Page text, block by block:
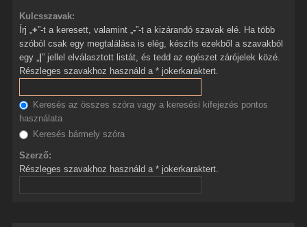
Kulcsszavak:
Írj „ +”-t a keresett, valamint „ -”-t a kizárandó szavak elé. Ha több
szóból csak egy megtalálása is elég, készíts ezekből a szavakból
egy „ |” jellel elválasztott listát, és tedd az egészet zárójelek közé.
Részleges szavakhoz használd a * jokerkaraktert.
Keresés az összes szóra vagy a keresési kifejezés pontos
használata
Keresés bármely szóra
Szerző:
Részleges szavakhoz használd a * jokerkaraktert.